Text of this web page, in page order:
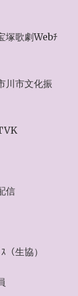
歌劇Webﾁ
市文化振
信
生協）